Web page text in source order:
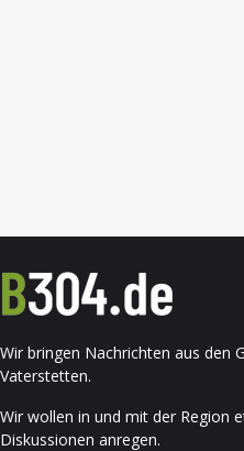
Wir bringen Nachrichten aus den
Vaterstetten.
Wir wollen in und mit der Region
Diskussionen anregen.